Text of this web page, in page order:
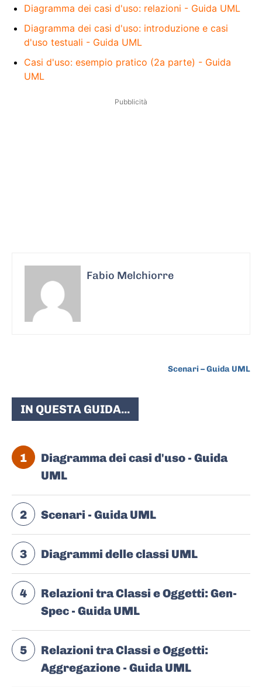
Diagramma dei casi d'uso: relazioni - Guida UML
Diagramma dei casi d'uso: introduzione e casi
d'uso testuali - Guida UML
Casi d'uso: esempio pratico (2a parte) - Guida
UML
Pubblicità
Fabio Melchiorre
Scenari – Guida UML
IN QUESTA GUIDA...
1
Diagramma dei casi d'uso - Guida
UML
2 Scenari - Guida UML
3 Diagrammi delle classi UML
4
Relazioni tra Classi e Oggetti: Gen-
Spec - Guida UML
5
Relazioni tra Classi e Oggetti:
Aggregazione - Guida UML